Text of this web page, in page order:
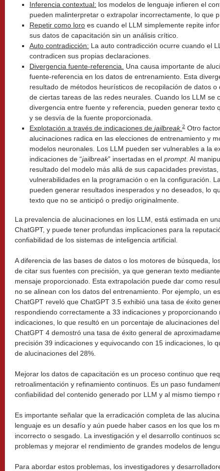
Inferencia contextual: los modelos de lenguaje infieren el
pueden malinterpretar o extrapolar incorrectamente, lo que
Repetir como loro es cuando el LLM simplemente repite
sus datos de capacitación sin un análisis crítico.
Auto contradicción: La auto contradicción ocurre cuando el
contradicen sus propias declaraciones.
Divergencia fuente-referencia.
Una causa importante de
fuente-referencia en los datos de entrenamiento. Esta
resultado de métodos heurísticos de recopilación de datos
de ciertas tareas de las redes neurales. Cuando los LLM se
divergencia entre fuente y referencia, pueden generar texto
y se desvía de la fuente proporcionada.
Explotación a través de indicaciones de jailbreak. 2 Otro
alucinaciones radica en las elecciones de entrenamiento y
modelos neuronales. Los LLM pueden ser vulnerables a la
indicaciones de “jailbreak” insertadas en el prompt. Al
resultado del modelo más allá de sus capacidades
vulnerabilidades en la programación o en la configuración.
pueden generar resultados inesperados y no deseados, lo
texto que no se anticipó o predijo originalmente.
La prevalencia de alucinaciones en los LLM, está estimada en
ChatGPT, y puede tener profundas implicaciones para la
confiabilidad de los sistemas de inteligencia artificial.
A diferencia de las bases de datos o los motores de búsqueda,
de citar sus fuentes con precisión, ya que generan texto
mensaje proporcionado. Esta extrapolación puede dar como
no se alinean con los datos del entrenamiento. Por ejemplo, un
ChatGPT reveló que ChatGPT 3.5 exhibió una tasa de éxito
respondiendo correctamente a 33 indicaciones y
indicaciones, lo que resultó en un porcentaje de alucinaciones
ChatGPT 4 demostró una tasa de éxito general de
precisión 39 indicaciones y equivocando con 15 indicaciones, lo
de alucinaciones del 28%.
Mejorar los datos de capacitación es un proceso continuo que
retroalimentación y refinamiento continuos. Es un paso
confiabilidad del contenido generado por LLM y al mismo tiempo
Es importante señalar que la erradicación completa de las
lenguaje es un desafío y aún puede haber casos en los que los
incorrecto o sesgado. La investigación y el desarrollo continuos
problemas y mejorar el rendimiento de grandes modelos de
Para abordar estos problemas, los investigadores y